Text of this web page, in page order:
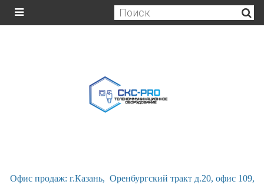
Офис продаж: г.Казань, Оренбургский тракт д.20, офис 109,